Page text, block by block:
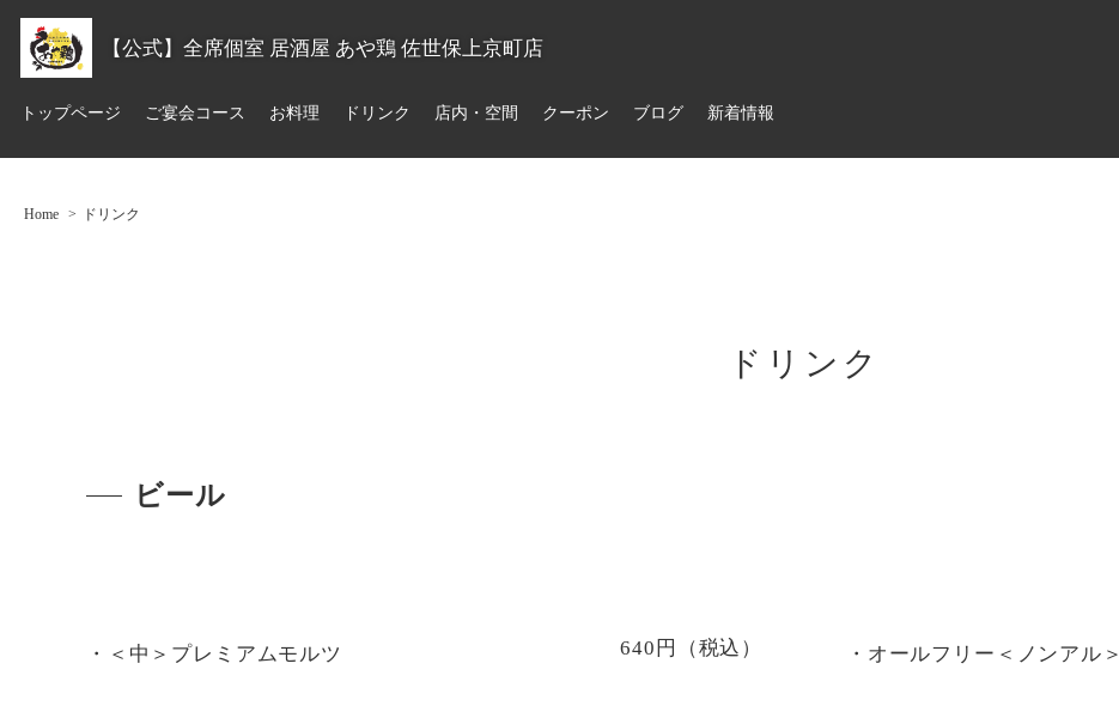
【公式】全席個室 居酒屋 あや鶏 佐世保上京町店
トップページ ご宴会コース お料理 ドリンク 店内・空間 クーポン ブログ 新着情報
Home ドリンク
ドリンク
ビール
・＜中＞プレミアムモルツ 640円（税込） ・オールフリー＜ノンアル＞